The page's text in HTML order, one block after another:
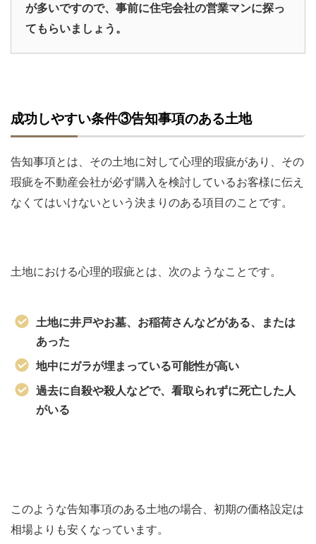
が多いですので、事前に住宅会社の営業マンに探っ
てもらいましょう。
成功しやすい条件③告知事項のある土地
告知事項とは、その土地に対して心理的瑕疵があり、その
瑕疵を不動産会社が必ず購入を検討しているお客様に伝え
なくてはいけないという決まりのある項目のことです。
土地における心理的瑕疵とは、次のようなことです。
土地に井戸やお墓、お稲荷さんなどがある、または
あった
地中にガラが埋まっている可能性が高い
過去に自殺や殺人などで、看取られずに死亡した人
がいる
このような告知事項のある土地の場合、初期の価格設定は
相場よりも安くなっています。